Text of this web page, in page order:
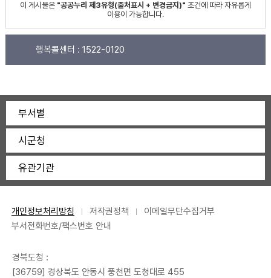
이 게시물은 "공공누리 제3유형(출처표시 + 변경금지)" 조건에 따라 자유롭게
이용이 가능합니다.
행복콜센터 : 1522-0120
부서별
시군청
유관기관
개인정보처리방침 저작권정책
이메일무단수집거부
부서전화번호/팩스번호 안내
경북도청 :
[36759] 경상북도 안동시 풍천면 도청대로 455